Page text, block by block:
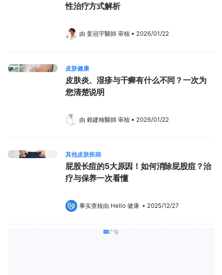
性治疗方式解析
由 姜冠宇醫師 审核 • 2026/01/22
皮肤健康
皮肤炎、湿疹与干癣有什么不同？一次为
您清楚说明
由 賴建翰醫師 审核 • 2026/01/22
其他皮肤疾病
屁股长痘的5大原因！如何消除屁股痘？治
疗与保养一次看懂
事实查核由 Hello 健康 • 2025/12/27
广告